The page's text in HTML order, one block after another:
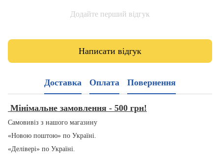
Додайте перший відгук
Написати відгук
Доставка Оплата Повернення
Мінімальне замовлення - 500 грн!
Самовивіз з нашого магазину
«Новою поштою» по Україні.
«Делівері» по Україні.